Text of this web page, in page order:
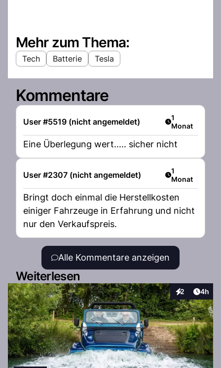
Mehr zum Thema:
Tech Batterie Tesla
Kommentare
User #5519 (nicht angemeldet) Artikel
1
Monat
Eine Überlegung wert..... sicher nicht
User #2307 (nicht angemeldet) Artikel
1
Monat
Bringt doch einmal die Herstellkosten
einiger Fahrzeuge in Erfahrung und nicht
nur den Verkaufspreis.
Alle Kommentare anzeigen
Weiterlesen
2
Interaktionen
4h